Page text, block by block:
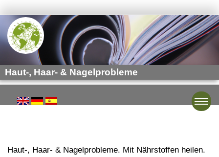
Haut-, Haar- & Nagelprobleme
Haut-, Haar- & Nagelprobleme. Mit Nährstoffen heilen.